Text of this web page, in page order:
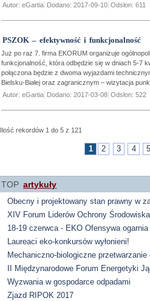
Autor: eGartia Dodano: 2017-09-10 Odsłon: 611
PSZOK – efektywność i funkcjonalność
Już po raz 7. firma EKORUM organizuje
funkcjonalność, która odbędzie się w dniach 5-7
połączona będzie z dwoma wyjazdami
Bielsku-Białej oraz zagranicznym – wizytacja
Autor: eGartia Dodano: 2017-03-08 Odsłon: 522
Ilość rekordów 1 do 5 z 121
1 2 3 4 5
TOP artykuły
Obecny i projektowany stan prawny w
XIV Forum Liderów Ochrony Środowiska
18-19 czerwca - EKO Ofensywa ogarnia
Laureaci eko-konkursów wyłonieni!
Mechaniczno-biologiczne
II Międzynarodowe Forum Energetyki
Wyzwania w gospodarce odpadami
Zjazd RIPOK 2017